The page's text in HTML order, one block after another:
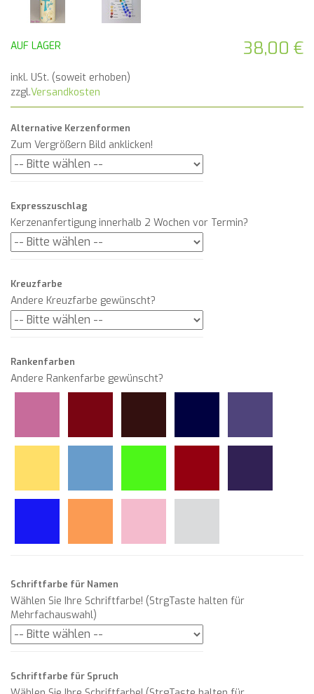
38,00 €
AUF LAGER
inkl. USt. (soweit erhoben)
zzgl.Versandkosten
Alternative Kerzenformen
Zum Vergrößern Bild anklicken!
Expresszuschlag
Kerzenanfertigung innerhalb 2 Wochen vor Termin?
Kreuzfarbe
Andere Kreuzfarbe gewünscht?
Rankenfarben
Andere Rankenfarbe gewünscht?
Schriftfarbe für Namen
Wählen Sie Ihre Schriftfarbe! (StrgTaste halten für
Mehrfachauswahl)
Schriftfarbe für Spruch